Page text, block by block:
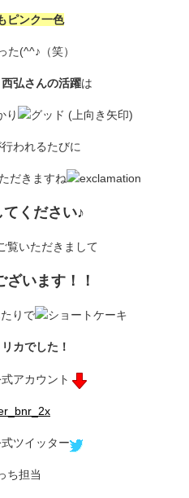
ピンク一色
た(^^♪（笑）
西弘さんの活躍は
り
われるたびに
だきますね
ください♪
覧いただきまして
ざいます！！
りで
カでした！
アカウント
ツイッター
ち担当